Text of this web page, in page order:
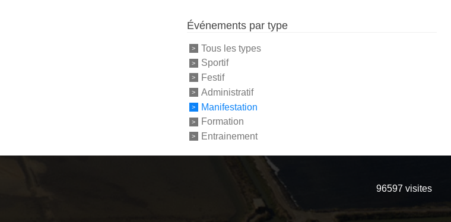
Événements par type
Tous les types
Sportif
Festif
Administratif
Manifestation
Formation
Entrainement
96597 visites